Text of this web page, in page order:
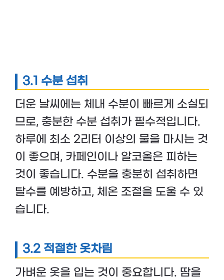
3.1 수분 섭취
더운 날씨에는 체내 수분이 빠르게 소실되
므로, 충분한 수분 섭취가 필수적입니다.
하루에 최소 2리터 이상의 물을 마시는 것
이 좋으며, 카페인이나 알코올은 피하는
것이 좋습니다. 수분을 충분히 섭취하면
탈수를 예방하고, 체온 조절을 도울 수 있
습니다.
3.2 적절한 옷차림
가벼운 옷을 입는 것이 중요합니다. 땀을